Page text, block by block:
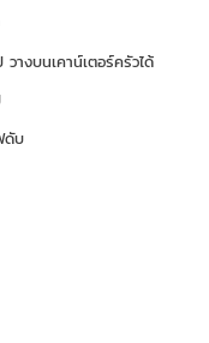
างบนเคาน์เตอร์ครัวได้
ดับ